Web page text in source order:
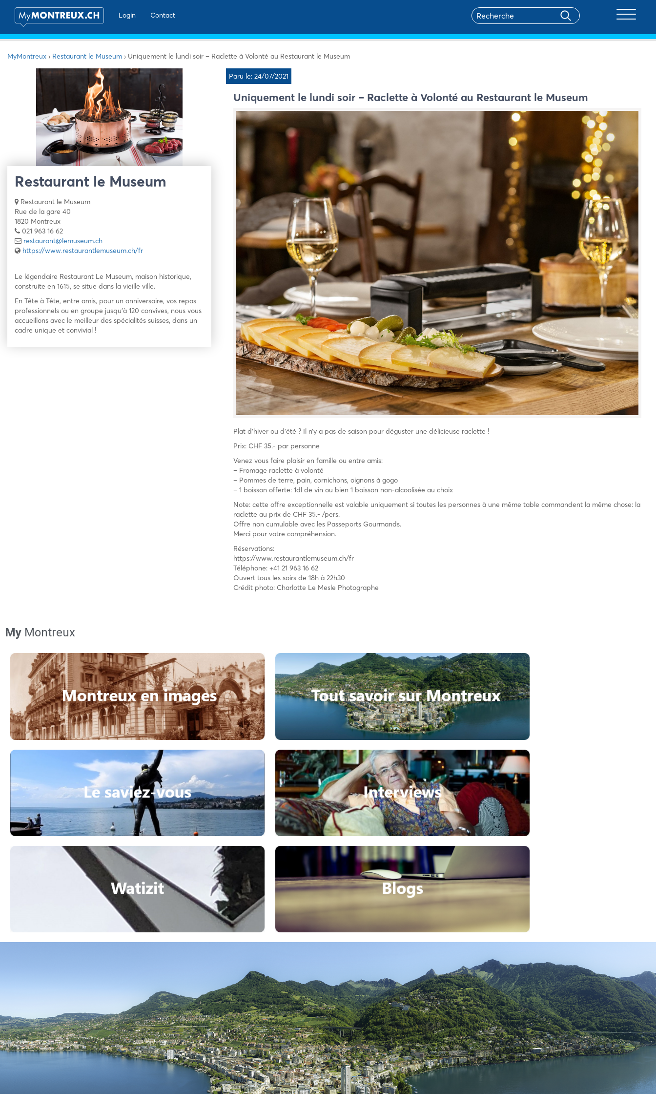
Login
Contact
MyMontreux › Restaurant le Museum › Uniquement le lundi soir – Raclette à Volonté au Restaurant le Museum
Restaurant le Museum
Restaurant le Museum
Rue de la gare 40
1820 Montreux
021 963 16 62
restaurant@lemuseum.ch
https://www.restaurantlemuseum.ch/fr
Le légendaire Restaurant Le Museum, maison historique,
construite en 1615, se situe dans la vieille ville.
En Tête à Tête, entre amis, pour un anniversaire, vos repas
professionnels ou en groupe jusqu’à 120 convives, nous vous
accueillons avec le meilleur des spécialités suisses, dans un
cadre unique et convivial !
Paru le: 24/07/2021
Uniquement le lundi soir – Raclette à Volonté au Restaurant le Museum
Plat d’hiver ou d’été ? Il n’y a pas de saison pour déguster une délicieuse raclette !
Prix: CHF 35.- par personne
Venez vous faire plaisir en famille ou entre amis:
– Fromage raclette à volonté
– Pommes de terre, pain, cornichons, oignons à gogo
– 1 boisson offerte: 1dl de vin ou bien 1 boisson non-alcoolisée au choix
Note: cette offre exceptionnelle est valable uniquement si toutes les personnes à une même table commandent la même chose: la
raclette au prix de CHF 35.- /pers.
Offre non cumulable avec les Passeports Gourmands.
Merci pour votre compréhension.
Réservations:
https://www.restaurantlemuseum.ch/fr
Téléphone: +41 21 963 16 62
Ouvert tous les soirs de 18h à 22h30
Crédit photo: Charlotte Le Mesle Photographe
My Montreux